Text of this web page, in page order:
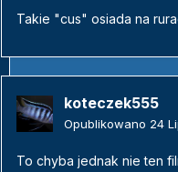
Takie "cus" osiada na
koteczek555
Opublikowano 24
To chyba jednak nie ten